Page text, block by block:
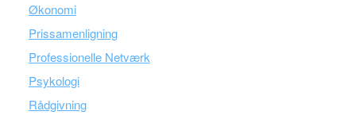
Økonomi
Prissamenligning
Professionelle Netværk
Psykologi
Rådgivning